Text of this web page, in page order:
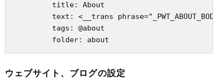
         title: About
text: <__trans
         tags: @about
ウェブサイト、ブログの設定